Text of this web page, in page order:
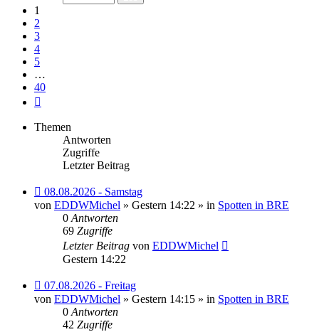
1
2
3
4
5
…
40
Themen
Antworten
Zugriffe
Letzter Beitrag
Neuer
Beitrag
08.08.2026 - Samstag
von EDDWMichel » Gestern 14:22 » in Spotten in BRE
0 Antworten
69 Zugriffe
Letzter Beitrag von EDDWMichel
Gestern 14:22
Neuer
Beitrag
07.08.2026 - Freitag
von EDDWMichel » Gestern 14:15 » in Spotten in BRE
0 Antworten
42 Zugriffe